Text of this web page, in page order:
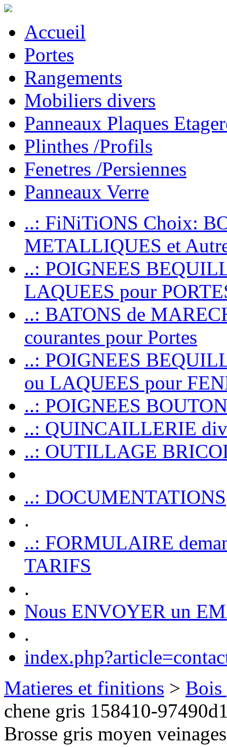
Accueil
Portes
Rangements
Mobiliers divers
Panneaux Plaques
Plinthes /Profils
Fenetres /Persiennes
Panneaux Verre
..: FiNiTiONS Choix:
METALLIQUES et
..: POIGNEES
LAQUEES pour
..: BATONS de
courantes pour Portes
..: POIGNEES
ou LAQUEES pour
..: POIGNEES
..: QUINCAILLERIE
..: OUTILLAGE
..: DOCUMENTATIONS
.
..: FORMULAIRE
TARIFS
.
Nous ENVOYER un
.
Matieres et finitions > Bois
chene gris 158410-
Brosse gris moyen